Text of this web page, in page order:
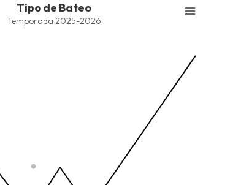
5 data series.
values. Data ranges from -2.45 to 245.
values. Data ranges from -206.84 to -85.
Tipo de Bateo
Temporada 2025-2026